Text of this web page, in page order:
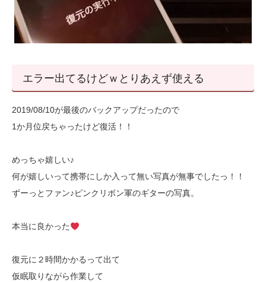
エラー出てるけどｗとりあえず使える
2019/08/10が最後のバックアップだったので
1か月位戻ちゃったけど復活！！
めっちゃ嬉しい♪
何が嬉しいって携帯にしか入って無い写真が無事でしたっ！！
ずーっとファン♪ピンクリボン軍のギターの写真。
本当に良かった
復元に２時間かかるって出て
仮眠取りながら作業して